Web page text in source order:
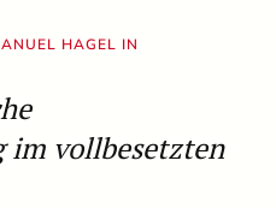
HAGEL IN
vollbesetzten